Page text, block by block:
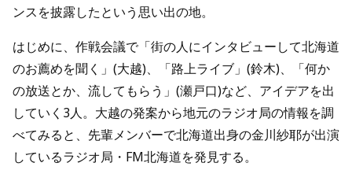
ンスを披露したという思い出の地。
はじめに、作戦会議で「街の人にインタビューして北海道
のお薦めを聞く」(大越)、「路上ライブ」(鈴木)、「何か
の放送とか、流してもらう」(瀬戸口)など、アイデアを出
していく3人。大越の発案から地元のラジオ局の情報を調
べてみると、先輩メンバーで北海道出身の金川紗耶が出演
しているラジオ局・FM北海道を発見する。